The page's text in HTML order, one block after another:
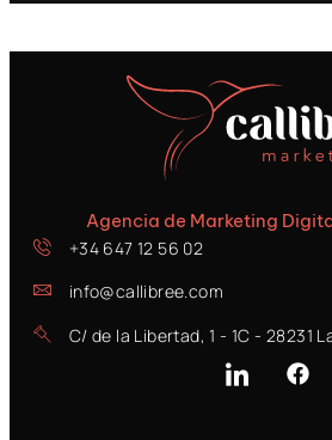
Agencia de Marketing
+34 647 12 56 02
info@callibree.com
C/ de la Libertad, 1 - 1C - 28231